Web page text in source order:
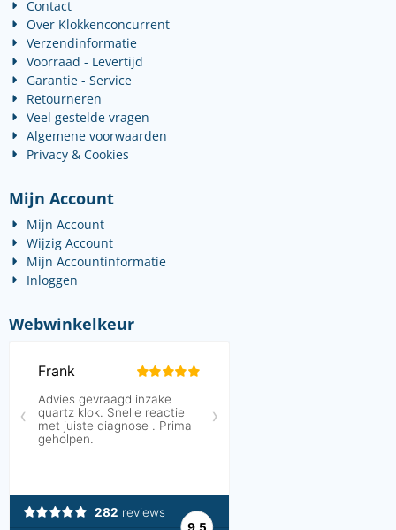
Contact
Over Klokkenconcurrent
Verzendinformatie
Voorraad - Levertijd
Garantie - Service
Retourneren
Veel gestelde vragen
Algemene voorwaarden
Privacy & Cookies
Mijn Account
Mijn Account
Wijzig Account
Mijn Accountinformatie
Inloggen
Webwinkelkeur